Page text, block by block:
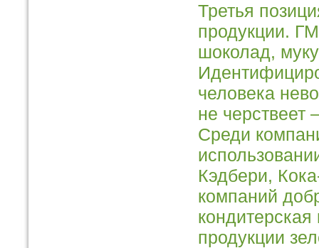
Третья
продукции.
шоколад,
человека
не черствеет
Среди
Кэдбери,
компаний
продукции